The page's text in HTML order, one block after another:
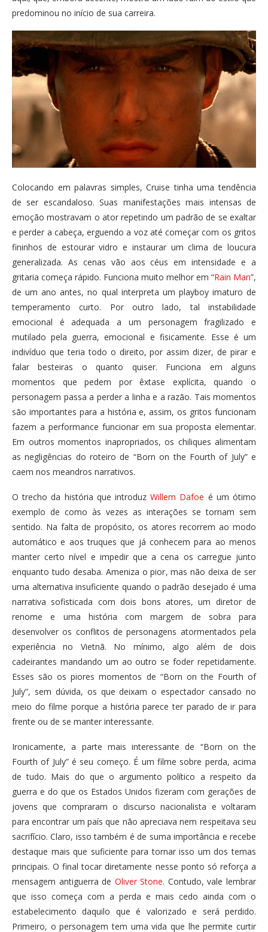
predominou no início de sua carreira.
Colocando em palavras simples, Cruise tinha uma tendência
de ser escandaloso. Suas manifestações mais intensas de
emoção mostravam o ator repetindo um padrão de se exaltar
e perder a cabeça, erguendo a voz até começar com os gritos
fininhos de estourar vidro e instaurar um clima de loucura
generalizada. As cenas vão aos céus em intensidade e a
gritaria começa rápido. Funciona muito melhor em “Rain Man”,
de um ano antes, no qual interpreta um playboy imaturo de
temperamento curto. Por outro lado, tal instabilidade
emocional é adequada a um personagem fragilizado e
mutilado pela guerra, emocional e fisicamente. Esse é um
indivíduo que teria todo o direito, por assim dizer, de pirar e
falar besteiras o quanto quiser. Funciona em alguns
momentos que pedem por êxtase explícita, quando o
personagem passa a perder a linha e a razão. Tais momentos
são importantes para a história e, assim, os gritos funcionam
fazem a performance funcionar em sua proposta elementar.
Em outros momentos inapropriados, os chiliques alimentam
as negligências do roteiro de “Born on the Fourth of July” e
caem nos meandros narrativos.
O trecho da história que introduzWillem Dafoe é um ótimo
exemplo de como às vezes as interações se tornam sem
sentido. Na falta de propósito, os atores recorrem ao modo
automático e aos truques que já conhecem para ao menos
manter certo nível e impedir que a cena os carregue junto
enquanto tudo desaba. Ameniza o pior, mas não deixa de ser
uma alternativa insuficiente quando o padrão desejado é uma
narrativa sofisticada com dois bons atores, um diretor de
renome e uma história com margem de sobra para
desenvolver os conflitos de personagens atormentados pela
experiência no Vietnã. No mínimo, algo além de dois
cadeirantes mandando um ao outro se foder repetidamente.
Esses são os piores momentos de “Born on the Fourth of
July”, sem dúvida, os que deixam o espectador cansado no
meio do filme porque a história parece ter parado de ir para
frente ou de se manter interessante.
Ironicamente, a parte mais interessante de “Born on the
Fourth of July” é seu começo. É um filme sobre perda, acima
de tudo. Mais do que o argumento político a respeito da
guerra e do que os Estados Unidos fizeram com gerações de
jovens que compraram o discurso nacionalista e voltaram
para encontrar um país que não apreciava nem respeitava seu
sacrifício. Claro, isso também é de suma importância e recebe
destaque mais que suficiente para tornar isso um dos temas
principais. O final tocar diretamente nesse ponto só reforça a
mensagem antiguerra de Oliver Stone. Contudo, vale lembrar
que isso começa com a perda e mais cedo ainda com o
estabelecimento daquilo que é valorizado e será perdido.
Primeiro, o personagem tem uma vida que lhe permite curtir